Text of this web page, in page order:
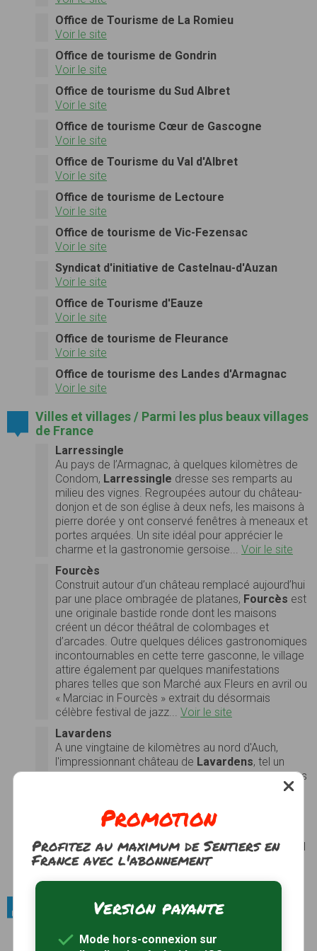
Office de Tourisme de La Romieu
Voir le site
Office de tourisme de Gondrin
Voir le site
Office de tourisme du Sud Albret
Voir le site
Office de tourisme Cœur de Gascogne
Voir le site
Office de Tourisme du Val d'Albret
Voir le site
Office de tourisme de Lectoure
Voir le site
Office de tourisme de Vic-Fezensac
Voir le site
Syndicat d'initiative de Castelnau-d'Auzan
Voir le site
Office de Tourisme d'Eauze
Voir le site
Office de tourisme de Fleurance
Voir le site
Office de tourisme des Landes d'Armagnac
Voir le site
Villes et villages / Parmi les plus beaux villages
de France
Larressingle
Au pays de l’Armagnac, à quelques kilomètres de
Condom, Larressingle dresse ses remparts au
milieu des vignes. Regroupées autour du château-
donjon et de son église à deux nefs, les maisons à
pierre dorée y ont conservé fenêtres à meneaux et
portes arquées. Un site idéal pour apprécier le
charme et la gastronomie gersoise... Voir le site
Fourcès
Construit autour d’un château remplacé aujourd’hui
par une place ombragée de platanes, Fourcès est
une originale bastide ronde dont les maisons
créent un décor théâtral de colombages et
d’arcades. Outre quelques délices gastronomiques
incontournables en cette terre gasconne, le village
attire également par quelques manifestations
phares telles que son Marché aux Fleurs en avril ou
« Marciac in Fourcès » extrait du désormais
célèbre festival de jazz... Voir le site
Lavardens
A une vingtaine de kilomètres au nord d'Auch,
l'impressionnant château de Lavardens, tel un
vaisseau amarré à un éperon rocheux, veille sur les
demeures du village et les horizons bercés par de
des comtes d'Armagnac a gardé de l'époque
étroits carrelots jonchées de roses trémières au fil
desquels on découvre de charmantes demeures...
Patrimoine bâti / Châteaux
Château du Tauzia
Promotion
Profitez au maximum de Sentiers en
France avec l'abonnement
Version payante
Mode hors-connexion sur